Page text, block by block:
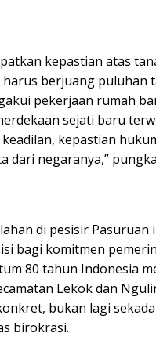
kepastian atas
berjuang puluhan
pekerjaan rumah
sejati baru
kepastian
dari negaranya,”
di pesisir Pasuruan
bagi komitmen
80 tahun Indonesia
Lekok dan
bukan lagi
birokrasi.